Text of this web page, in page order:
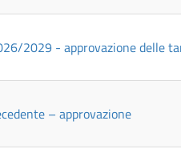
2029 - approvazione delle
– approvazione